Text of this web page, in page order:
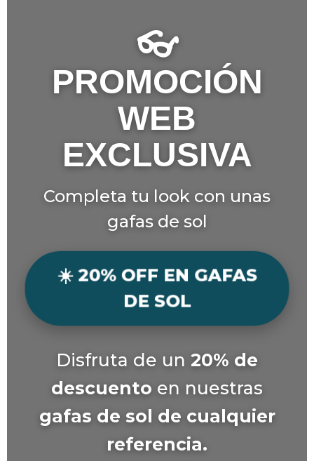
👓
PROMOCIÓN
WEB
EXCLUSIVA
Completa tu look con unas
gafas de sol
☀️ 20% OFF EN GAFAS
DE SOL
Disfruta de un 20% de
descuento en nuestras
gafas de sol de cualquier
referencia.